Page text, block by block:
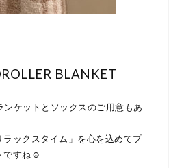
BLANKET
ケットとソックスのご用意もあ
ラックスタイム」を心を込めてプ
ですね☺︎